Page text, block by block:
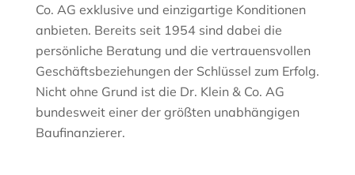
Co. AG exklusive und einzigartige Konditionen
anbieten. Bereits seit 1954 sind dabei die
persönliche Beratung und die vertrauensvollen
Geschäftsbeziehungen der Schlüssel zum Erfolg.
Nicht ohne Grund ist die Dr. Klein & Co. AG
bundesweit einer der größten unabhängigen
Baufinanzierer.